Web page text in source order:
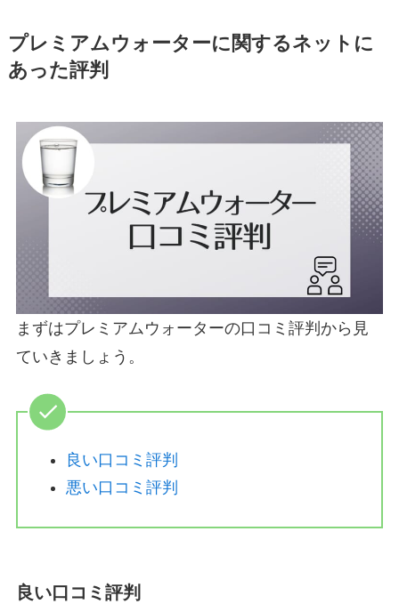
プレミアムウォーターに関するネットに
あった評判
まずはプレミアムウォーターの口コミ評判から見
ていきましょう。
良い口コミ評判
悪い口コミ評判
良い口コミ評判